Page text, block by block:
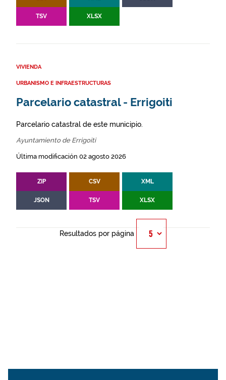
TSV XLSX
VIVIENDA
URBANISMO E INFRAESTRUCTURAS
Parcelario catastral - Errigoiti
Parcelario catastral de este municipio.
Ayuntamiento de Errigoiti
Última modificación 02 agosto 2026
ZIP CSV XML
JSON TSV XLSX
Resultados por página